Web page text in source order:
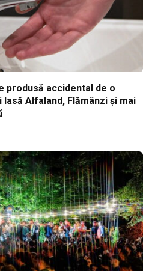
produsă accidental de o
Alfaland, Flămânzi și mai